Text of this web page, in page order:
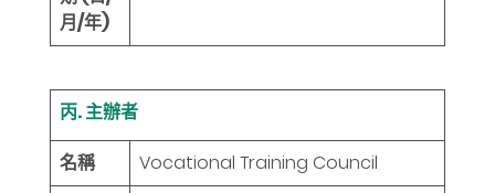
月/年)
丙. 主辦者
名稱
Vocational Training Council